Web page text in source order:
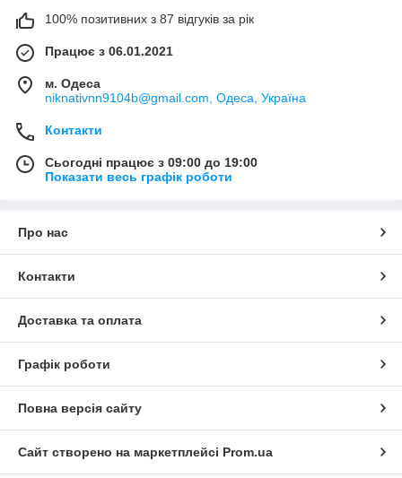
100% позитивних з 87 відгуків за рік
Працює з 06.01.2021
м. Одеса
niknativnn9104b@gmail.com, Одеса, Україна
Контакти
Сьогодні працює з 09:00 до 19:00
Показати весь графік роботи
Про нас
Контакти
Доставка та оплата
Графік роботи
Повна версія сайту
Сайт створено на маркетплейсі Prom.ua